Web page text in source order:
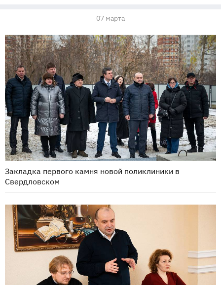
07 марта
Закладка первого камня новой поликлиники в
Свердловском